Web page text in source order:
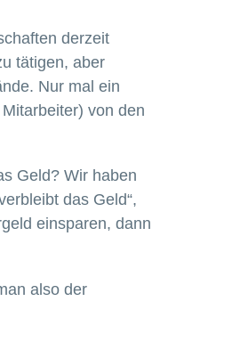
derzeit
tätigen, aber
Nur mal ein
von den
Geld? Wir haben
das Geld“,
einsparen, dann
also der